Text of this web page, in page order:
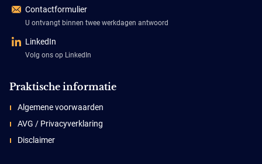
Contactformulier
U ontvangt binnen twee werkdagen antwoord
LinkedIn
Volg ons op LinkedIn
Praktische informatie
Algemene voorwaarden
AVG / Privacyverklaring
Disclaimer